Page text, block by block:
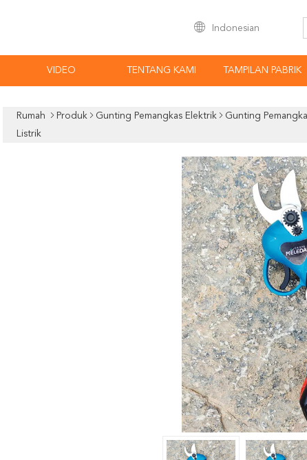
Indonesian
VIDEO TENTANG KAMI TAMPILAN PABRIK
Rumah Produk Gunting Pemangkas Elektrik
Gunting
Listrik